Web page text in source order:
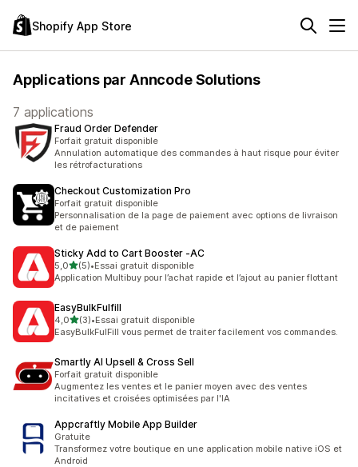
Shopify App Store
Applications par Anncode Solutions
7 applications
Fraud Order Defender
Forfait gratuit disponible
Annulation automatique des commandes à haut risque pour éviter
les rétrofacturations
Checkout Customization Pro
Forfait gratuit disponible
Personnalisation de la page de paiement avec options de livraison
et de paiement
Sticky Add to Cart Booster ‑AC
5,0étoile(s) sur 5
(5)
5 avis au total
•Essai gratuit disponible
Application Multibuy pour l’achat rapide et l’ajout au panier flottant
EasyBulkFulfill
4,0étoile(s) sur 5
(3)
3 avis au total
•Essai gratuit disponible
EasyBulkFulFill vous permet de traiter facilement vos commandes.
Smartly AI Upsell & Cross Sell
Forfait gratuit disponible
Augmentez les ventes et le panier moyen avec des ventes
incitatives et croisées optimisées par l'IA
Appcraftly Mobile App Builder
Gratuite
Transformez votre boutique en une application mobile native iOS et
Android